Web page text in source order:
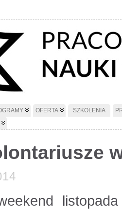
OFERTA SZKOLENIA